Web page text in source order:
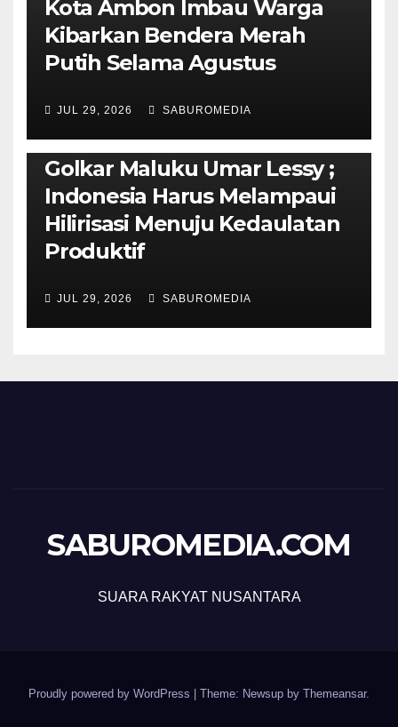
Kota Ambon Imbau Warga
Kibarkan Bendera Merah
Putih Selama Agustus
JUL 29, 2026 SABUROMEDIA
PENDIDIKAN & OLAHRAGA THE MOLUCCAS
Isi Materi LK-III HMI, Ketua
Golkar Maluku Umar Lessy ;
Indonesia Harus Melampaui
Hilirisasi Menuju Kedaulatan
Produktif
JUL 29, 2026 SABUROMEDIA
SABUROMEDIA.COM
SUARA RAKYAT NUSANTARA
Proudly powered by WordPress Theme: Newsup by Themeansar.